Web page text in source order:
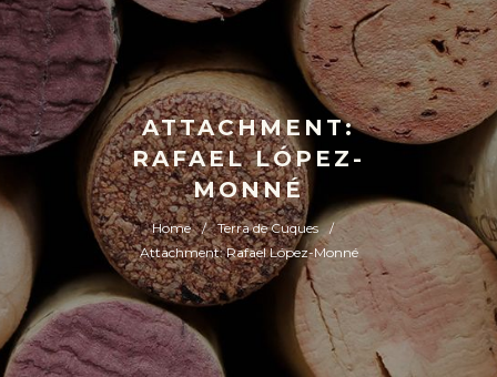
ATTACHMENT:
RAFAEL LÓPEZ-
MONNÉ
Home
Terra de Cuques
Attachment: Rafael López-Monné